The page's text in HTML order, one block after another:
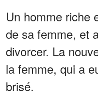
Un homme riche
de sa femme, et
divorcer. La
la femme, qui a
brisé.